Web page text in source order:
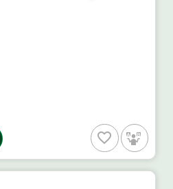
favorite_border